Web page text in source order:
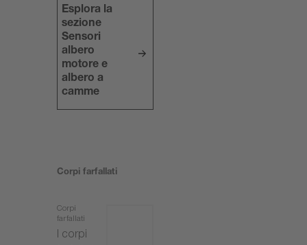
Esplora la
sezione
Sensori
albero
motore e
albero a
camme
Corpi farfallati
Corpi
farfallati
I corpi